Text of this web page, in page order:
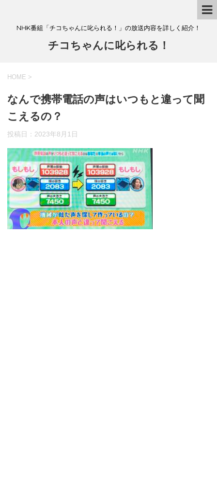
NHK番組「チコちゃんに叱られる！」の放送内容を詳しく紹介！
チコちゃんに叱られる！
HOME >
なんで携帯電話の声はいつもと違って聞
こえるの？
投稿日： 2023年8月1日